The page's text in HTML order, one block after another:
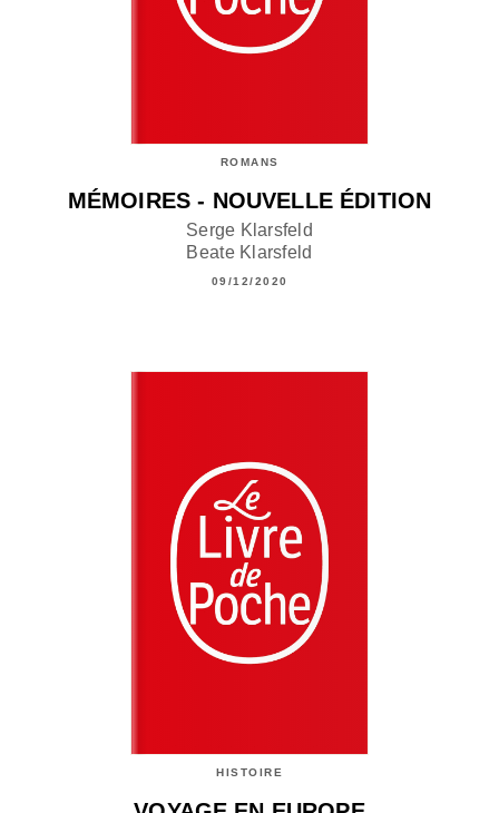
ROMANS
MÉMOIRES - NOUVELLE ÉDITION
Serge Klarsfeld
Beate Klarsfeld
09/12/2020
HISTOIRE